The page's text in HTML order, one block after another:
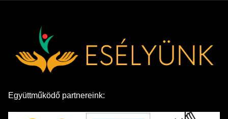
Együttműködő partnereink: